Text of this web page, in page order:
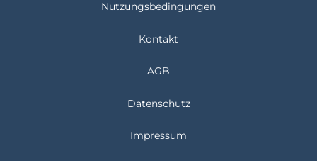
Nutzungsbedingungen
Kontakt
AGB
Datenschutz
Impressum